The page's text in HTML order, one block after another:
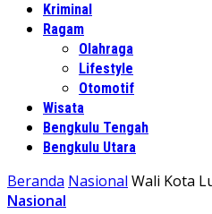
Kriminal
Ragam
Olahraga
Lifestyle
Otomotif
Wisata
Bengkulu Tengah
Bengkulu Utara
Beranda Nasional Wali Kota
Nasional